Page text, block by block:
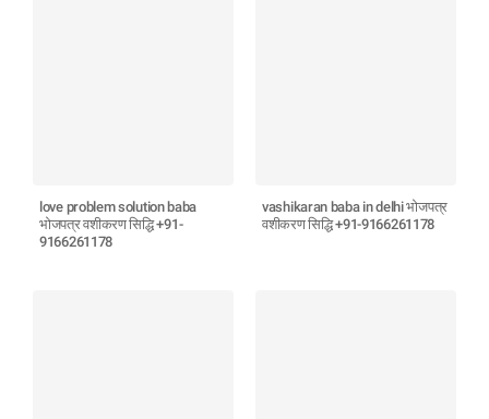
love problem solution baba
भोजपत्र वशीकरण सिद्धि +91-
9166261178
vashikaran baba in delhi भोजपत्र
वशीकरण सिद्धि +91-9166261178